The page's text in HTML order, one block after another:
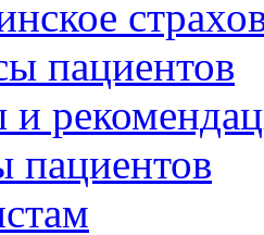
пациентов
и
пациентов